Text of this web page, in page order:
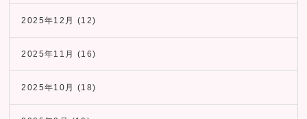
2025年12月 (12)
2025年11月 (16)
2025年10月 (18)